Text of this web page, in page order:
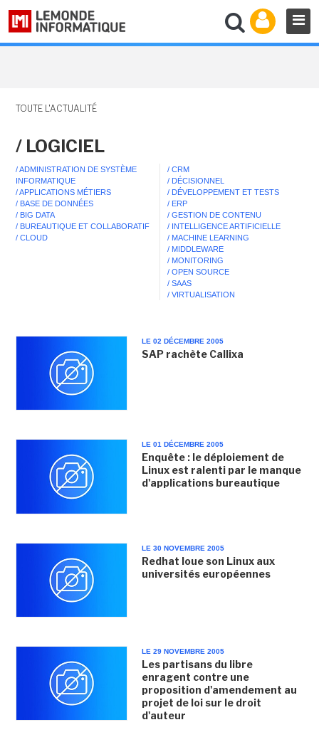
TOUTE L'ACTUALITÉ
/ LOGICIEL
/ ADMINISTRATION DE SYSTÈME
INFORMATIQUE
/ APPLICATIONS MÉTIERS
/ BASE DE DONNÉES
/ BIG DATA
/ BUREAUTIQUE ET COLLABORATIF
/ CLOUD
/ CRM
/ DÉCISIONNEL
/ DÉVELOPPEMENT ET TESTS
/ ERP
/ GESTION DE CONTENU
/ INTELLIGENCE ARTIFICIELLE
/ MACHINE LEARNING
/ MIDDLEWARE
/ MONITORING
/ OPEN SOURCE
/ SAAS
/ VIRTUALISATION
LE 02 DÉCEMBRE 2005
SAP rachète Callixa
LE 01 DÉCEMBRE 2005
Enquête : le déploiement de
Linux est ralenti par le manque
d'applications bureautique
LE 30 NOVEMBRE 2005
Redhat loue son Linux aux
universités européennes
LE 29 NOVEMBRE 2005
Les partisans du libre
enragent contre une
proposition d'amendement au
projet de loi sur le droit
d'auteur